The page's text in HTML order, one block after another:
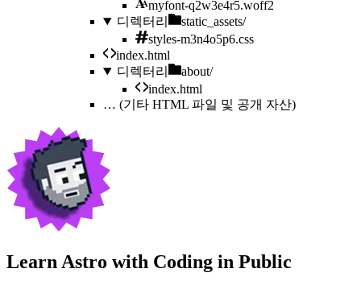
myfont-q2w3e4r5.woff2
디렉터리
static_assets/
styles-m3n4o5p6.css
index.html
디렉터리
about/
index.html
… (기타 HTML 파일 및 공개 자산)
Learn Astro with Coding in Public